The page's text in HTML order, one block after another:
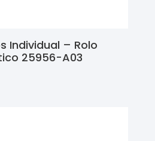
Individual – Rolo
25956-A03